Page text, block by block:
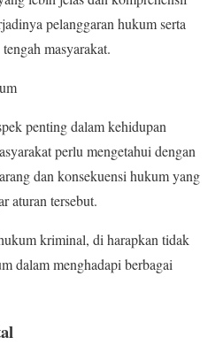
pelanggaran hukum serta
masyarakat.
penting dalam kehidupan
perlu mengetahui dengan
dan konsekuensi hukum yang
aturan tersebut.
kriminal, di harapkan tidak
dalam menghadapi berbagai